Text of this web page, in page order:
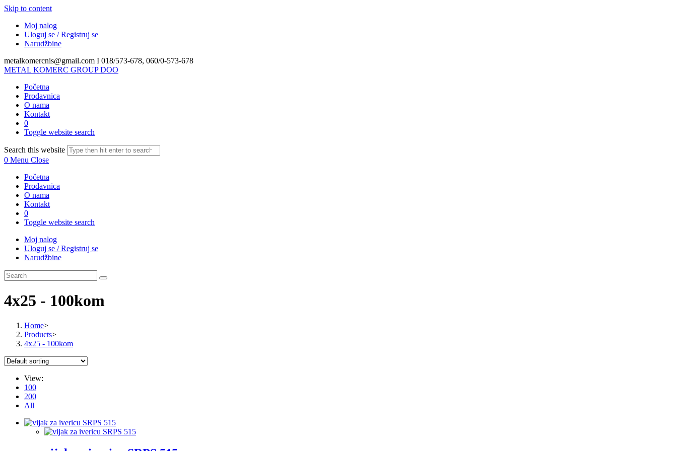
Skip to content
Moj nalog
Uloguj se / Registruj se
Narudžbine
metalkomercnis@gmail.com I 018/573-678, 060/0-573-678
METAL KOMERC GROUP DOO
Početna
Prodavnica
O nama
Kontakt
0
Toggle website search
Search this website
0 Menu Close
Početna
Prodavnica
O nama
Kontakt
0
Toggle website search
Moj nalog
Uloguj se / Registruj se
Narudžbine
4x25 - 100kom
Home>
Products>
4x25 - 100kom
View:
100
200
All